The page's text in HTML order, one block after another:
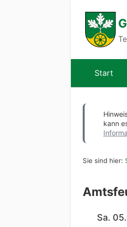
Start
kann
Sie sind hier:
Sa.